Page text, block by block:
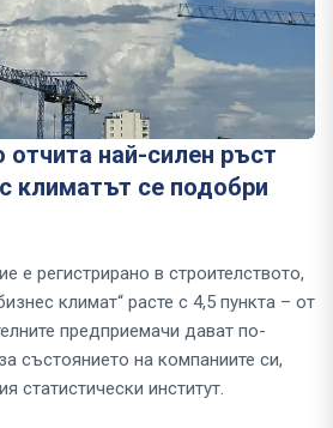
отчита най-силен ръст
климатът се подобри
е регистрирано в строителството,
климат“ расте с 4,5 пункта – от
предприемачи дават по-
състоянието на компаниите си,
статистически институт.